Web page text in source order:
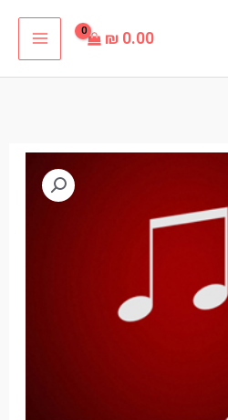
₪ 0.00
מחירים:
עד
⁦₪ 49.00⁩